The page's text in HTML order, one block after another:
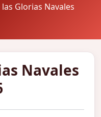
Glorias Navales
Navales